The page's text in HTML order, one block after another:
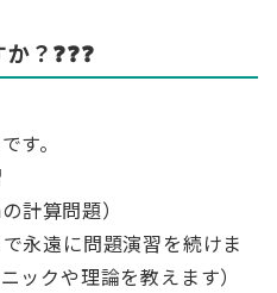
？❓❓❓
す。
計算問題）
永遠に問題演習を続けま
ックや理論を教えます）